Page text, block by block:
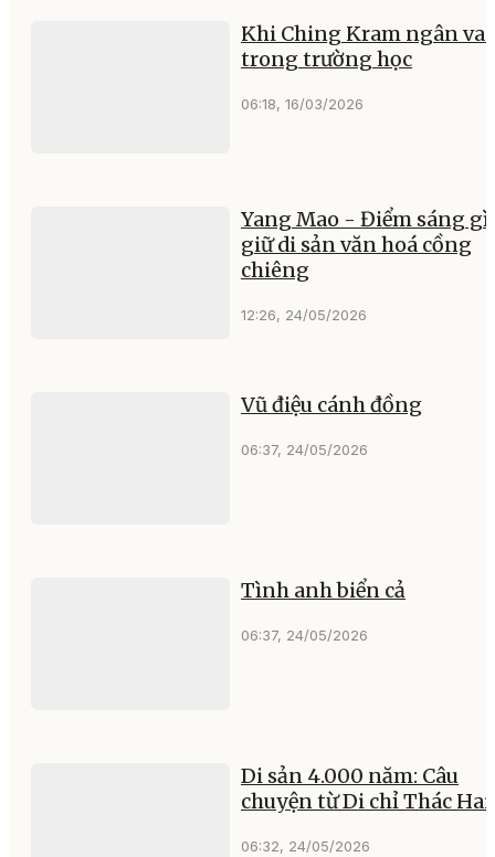
Khi Ching Kram ngân
trong trường học
06:18, 16/03/2026
Yang Mao - Điểm sáng
giữ di sản văn hoá cồng
chiêng
12:26, 24/05/2026
Vũ điệu cánh đồng
06:37, 24/05/2026
Tình anh biển cả
06:37, 24/05/2026
Di sản 4.000 năm: Câu
chuyện từ Di chỉ Thác Hai
06:32, 24/05/2026